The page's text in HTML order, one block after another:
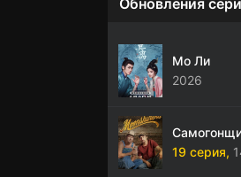
Обновления
Мо Ли
2026
19 серия,